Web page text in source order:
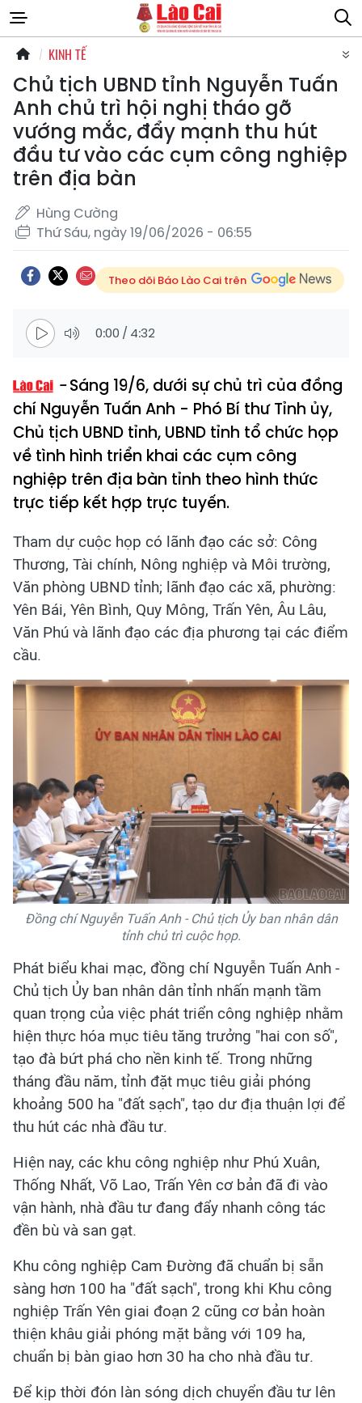
KINH TẾ
Chủ tịch UBND tỉnh Nguyễn Tuấn
Anh chủ trì hội nghị tháo gỡ
vướng mắc, đẩy mạnh thu hút
đầu tư vào các cụm công nghiệp
trên địa bàn
Hùng Cường
Thứ Sáu, ngày 19/06/2026 - 06:55
Theo dõi Báo Lào Cai trên
0:00 / 4:32
Sáng 19/6, dưới sự chủ trì của đồng
chí Nguyễn Tuấn Anh - Phó Bí thư Tỉnh ủy,
Chủ tịch UBND tỉnh, UBND tỉnh tổ chức họp
về tình hình triển khai các cụm công
nghiệp trên địa bàn tỉnh theo hình thức
trực tiếp kết hợp trực tuyến.
Tham dự cuộc họp có lãnh đạo các sở: Công
Thương, Tài chính, Nông nghiệp và Môi trường,
Văn phòng UBND tỉnh; lãnh đạo các xã, phường:
Yên Bái, Yên Bình, Quy Mông, Trấn Yên, Âu Lâu,
Văn Phú và lãnh đạo các địa phương tại các điểm
cầu.​
Đồng chí Nguyễn Tuấn Anh - Chủ tịch Ủy ban nhân dân
tỉnh chủ trì cuộc họp.
Phát biểu khai mạc, đồng chí Nguyễn Tuấn Anh -
Chủ tịch Ủy ban nhân dân tỉnh nhấn mạnh tầm
quan trọng của việc phát triển công nghiệp nhằm
hiện thực hóa mục tiêu tăng trưởng "hai con số",
tạo đà bứt phá cho nền kinh tế. Trong những
tháng đầu năm, tỉnh đặt mục tiêu giải phóng
khoảng 500 ha "đất sạch", tạo dư địa thuận lợi để
thu hút các nhà đầu tư.
Hiện nay, các khu công nghiệp như Phú Xuân,
Thống Nhất, Võ Lao, Trấn Yên cơ bản đã đi vào
vận hành, nhà đầu tư đang đẩy nhanh công tác
đền bù và san gạt.
Khu công nghiệp Cam Đường đã chuẩn bị sẵn
sàng hơn 100 ha "đất sạch", trong khi Khu công
nghiệp Trấn Yên giai đoạn 2 cũng cơ bản hoàn
thiện khâu giải phóng mặt bằng với 109 ha,
chuẩn bị bàn giao hơn 30 ha cho nhà đầu tư.
Để kịp thời đón làn sóng dịch chuyển đầu tư lên